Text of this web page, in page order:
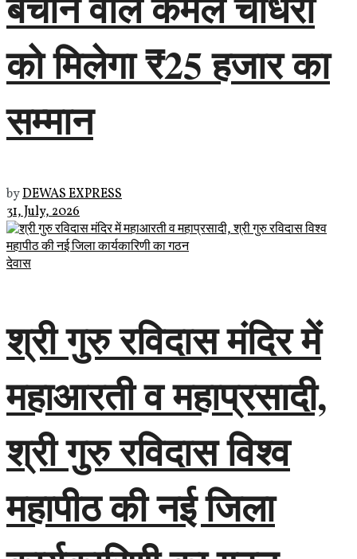
को मिलेगा ₹25 हजार का
सम्मान
byDEWAS EXPRESS
31, July, 2026
देवास
श्री गुरु रविदास मंदिर में
महाआरती व महाप्रसादी,
श्री गुरु रविदास विश्व
महापीठ की नई जिला